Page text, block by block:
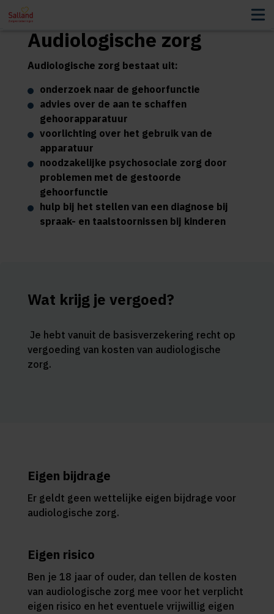
Audiologische zorg
Audiologische zorg bestaat uit:
onderzoek naar de gehoorfunctie
advies over de aan te schaffen
gehoorapparatuur
voorlichting over het gebruik van de
apparatuur
noodzakelijke psychosociale zorg door
problemen met de gestoorde
gehoorfunctie
hulp bij het stellen van een diagnose bij
spraak- en taalstoornissen bij kinderen
Wat krijg je vergoed?
Je hebt vanuit de basisverzekering recht op
vergoeding van kosten van audiologische
zorg.
Eigen bijdrage
Er geldt geen wettelijke eigen bijdrage voor
audiologische zorg.
Eigen risico
Ben je 18 jaar of ouder, dan tellen de kosten
van audiologische zorg mee voor het verplicht
eigen risico en het eventuele vrijwillig eigen